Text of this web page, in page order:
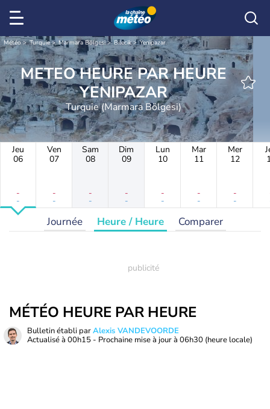
Météo Turquie Marmara Bölgesi Bilecik Yenipazar
METEO HEURE PAR HEURE
YENIPAZAR
Turquie (Marmara Bölgesi)
Jeu
06
-
-
Ven
07
-
-
Sam
08
-
-
Dim
09
-
-
Lun
10
-
-
Mar
11
-
-
Mer
12
-
-
Journée Heure / Heure Comparer
MÉTÉO HEURE PAR HEURE
Bulletin établi parAlexis VANDEVOORDE
Actualisé à 00h15 - Prochaine mise à jour à 06h30 (heure locale)